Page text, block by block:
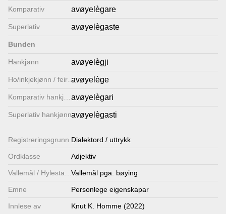
Komparativ avøyelègare
Superlativ avøyelègaste
Bunden
Hankjønn avøyelègji
Ho/inkjekjønn / feirtal
avøyelège
avøyelègari
Superlativ hankjønnavøyelègasti
Registrerings­grunn Dialektord / uttrykk
Ordklasse Adjektiv
Vallemål / HylestadmålVallemål pga. bøying
Emne Personlege eigenskapar
Innlese av Knut K. Homme (2022)